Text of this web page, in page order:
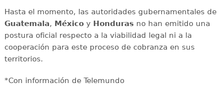
Hasta el momento, las autoridades gubernamentales de
Guatemala, Méxicoy Hondurasno han emitido una
postura oficial respecto a la viabilidad legal ni a la
cooperación para este proceso de cobranza en sus
territorios.
*Con información de Telemundo